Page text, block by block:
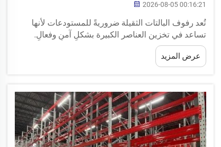
2026-08-05 00:16:21
تُعد رفوف البالتات الثقيلة ضروريةً للمستودعات لأنها
تساعد في تخزين العناصر الكبيرة بشكلٍ آمنٍ وفعالٍ.
ويمكن لهذه الرفوف أن تحمل أوزانًا كبيرة، ما يجعلها
أساسيةً للشركات التي تحتاج إلى تخزين منتجات ثقيلة.
وفهم السعة التحميلية...
عرض المزيد